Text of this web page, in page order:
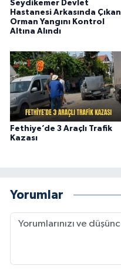
Seydikemer Devlet
Hastanesi Arkasında Çıkan
Orman Yangını Kontrol
Altına Alındı
Fethiye’de 3 Araçlı Trafik
Kazası
Yorumlar